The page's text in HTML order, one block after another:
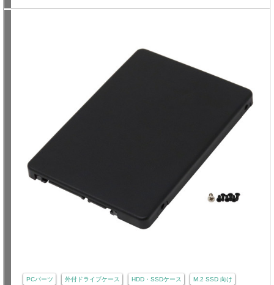
PCパーツ 外付ドライブケース HDD・SSDケース M.2 SSD 向け